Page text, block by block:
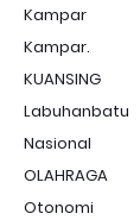
Kampar
Kampar.
KUANSING
Labuhanbatu
Nasional
OLAHRAGA
Otonomi